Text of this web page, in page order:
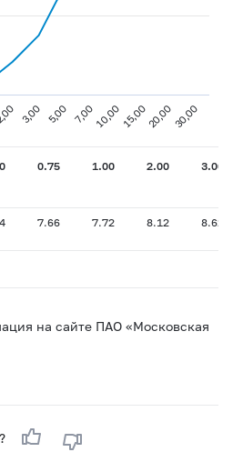
3,00 5,00 7,0010,0015,0020,0030,00
0.75 1.00 2.00 3.00
7.66 7.72 8.12 8.62
на сайте ПАО «Московская